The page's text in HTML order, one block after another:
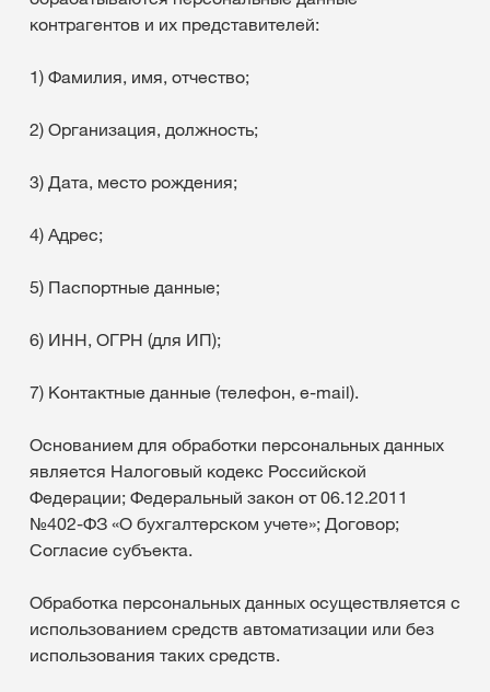
контрагентов и их представителей:
1) Фамилия, имя, отчество;
2) Организация, должность;
3) Дата, место рождения;
4) Адрес;
5) Паспортные данные;
6) ИНН, ОГРН (для ИП);
7) Контактные данные (телефон, e-mail).
Основанием для обработки персональных данных
является Налоговый кодекс Российской
Федерации; Федеральный закон от 06.12.2011
№402-ФЗ «О бухгалтерском учете»; Договор;
Согласие субъекта.
Обработка персональных данных осуществляется с
использованием средств автоматизации или без
использования таких средств.